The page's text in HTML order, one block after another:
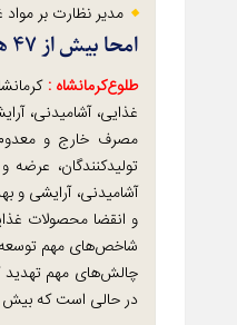
مدیر نظارت بر
امحا بیش از ۴۷ هزار تن مواد غذایی فاسد در کرمانشاه
طلوع‌‌کرمانشاه :
مصرف خارج و معدوم
تولیدکنندگان،
آشامیدنی، آرایشی و
و انقضا محصولات
شاخص‌های مهم توسعه
چالش‌های مهم تهدید
در حالی است که بیش از ۸۰۰ میلیون در جهان دچار گرسنگی و نزدیک به ۲ میلیارد نفر از سو تغذیه